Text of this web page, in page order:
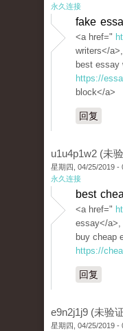
永久连接
fake
<a href="
writers</
best essay
https://
block</a>
回复
u1u4p1w2 (未
星期四, 04/25/2019 -
永久连接
best
<a href="
essay</
buy cheap
https://
回复
e9n2j1j9 (未验
星期四, 04/25/2019 -